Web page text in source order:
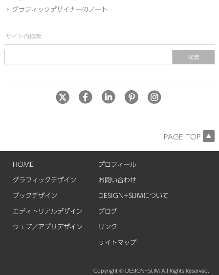
グラフィックデザイナーのノート
サイト内検索
PAGE TOP
HOME
グラフィックデザイン
ブックデザイン
エディトリアルデザイン
ウェブ／アプリデザイン
プロフィール
お問い合わせ
DESIGN+SLIMについて
ブログ
リンク
サイトマップ
Copyright © DESIGN+SLIM All Rights Reserved.